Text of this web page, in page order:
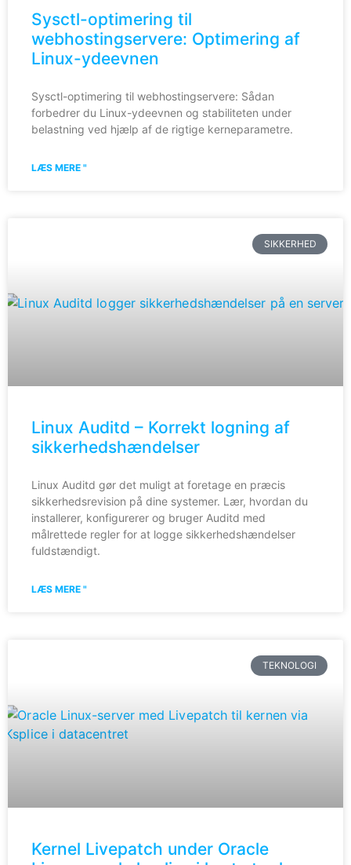
Sysctl-optimering til
webhostingservere: Optimering af
Linux-ydeevnen
Sysctl-optimering til webhostingservere: Sådan
forbedrer du Linux-ydeevnen og stabiliteten under
belastning ved hjælp af de rigtige kerneparametre.
LÆS MERE "
SIKKERHED
Linux Auditd – Korrekt logning af
sikkerhedshændelser
Linux Auditd gør det muligt at foretage en præcis
sikkerhedsrevision på dine systemer. Lær, hvordan du
installerer, konfigurerer og bruger Auditd med
målrettede regler for at logge sikkerhedshændelser
fuldstændigt.
LÆS MERE "
TEKNOLOGI
Kernel Livepatch under Oracle